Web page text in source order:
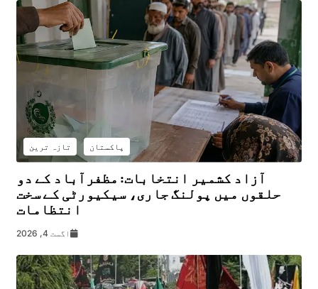
پاکستان تازہ ترین
آزاد کشمیر انتخابات: مظفرآباد کے دو
حلقوں میں پولنگ جاری، سیکیورٹی کے سخت
انتظامات
اگست 4, 2026